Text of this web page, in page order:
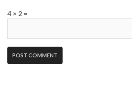
4 × 2 =